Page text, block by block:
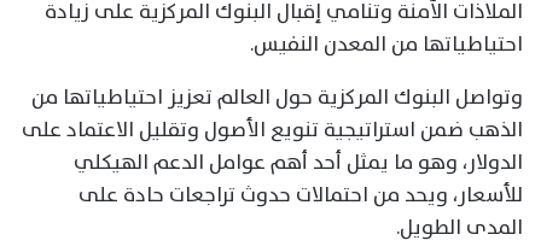
الملاذات الآمنة وتنامي إقبال البنوك المركزية على زيادة
احتياطياتها من المعدن النفيس.
وتواصل البنوك المركزية حول العالم تعزيز احتياطياتها من
الذهب ضمن استراتيجية تنويع الأصول وتقليل الاعتماد على
الدولار، وهو ما يمثل أحد أهم عوامل الدعم الهيكلي
للأسعار، ويحد من احتمالات حدوث تراجعات حادة على
المدى الطويل.